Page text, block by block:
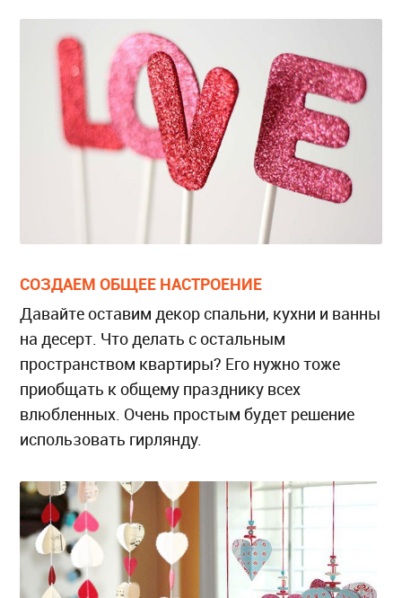
СОЗДАЕМ ОБЩЕЕ НАСТРОЕНИЕ
Давайте оставим декор спальни, кухни и ванны
на десерт. Что делать с остальным
пространством квартиры? Его нужно тоже
приобщать к общему празднику всех
влюбленных. Очень простым будет решение
использовать гирлянду.